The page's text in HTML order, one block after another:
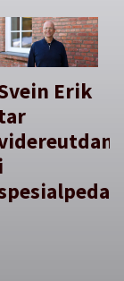
Erik
i